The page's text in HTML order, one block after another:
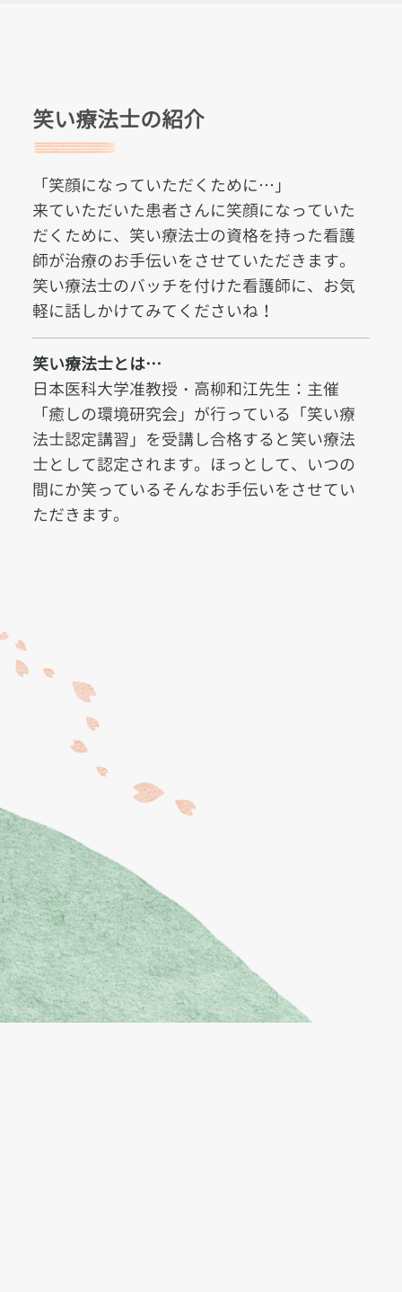
笑い療法士の紹介
「笑顔になっていただくために…」
来ていただいた患者さんに笑顔になっていた
だくために、笑い療法士の資格を持った看護
師が治療のお手伝いをさせていただきます。
笑い療法士のバッチを付けた看護師に、お気
軽に話しかけてみてくださいね！
笑い療法士とは…
日本医科大学准教授・高柳和江先生：主催
「癒しの環境研究会」が行っている「笑い療
法士認定講習」を受講し合格すると笑い療法
士として認定されます。ほっとして、いつの
間にか笑っているそんなお手伝いをさせてい
ただきます。